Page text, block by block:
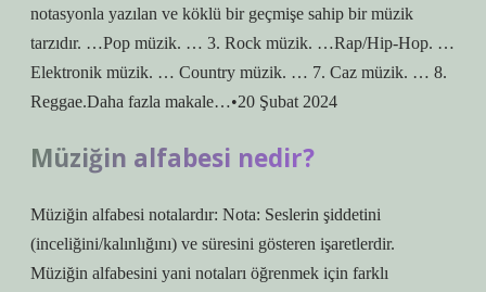
notasyonla yazılan ve köklü bir geçmişe sahip bir müzik
tarzıdır. …Pop müzik. … 3. Rock müzik. …Rap/Hip-Hop. …
Elektronik müzik. … Country müzik. … 7. Caz müzik. … 8.
Reggae.Daha fazla makale…•20 Şubat 2024
Müziğin alfabesi nedir?
Müziğin alfabesi notalardır: Nota: Seslerin şiddetini
(inceliğini/kalınlığını) ve süresini gösteren işaretlerdir.
Müziğin alfabesini yani notaları öğrenmek için farklı